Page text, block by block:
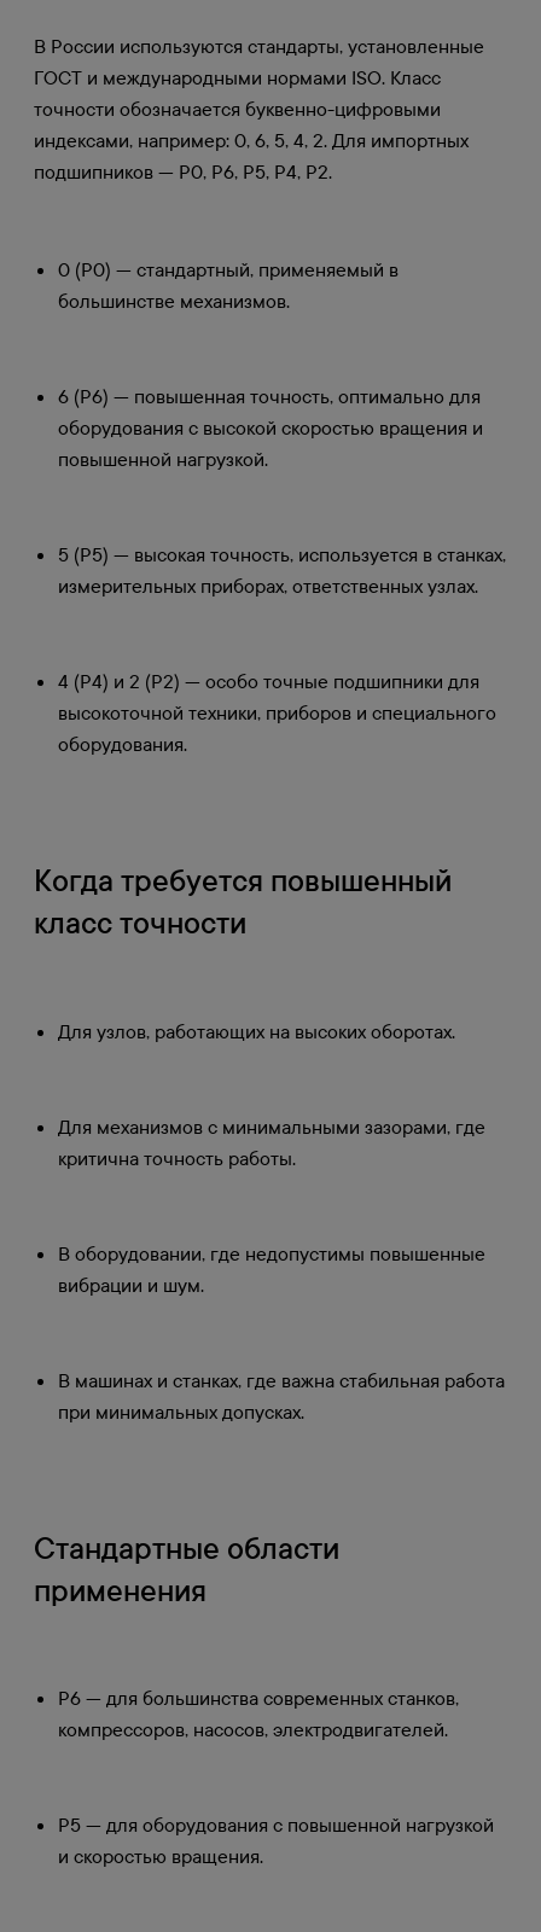
В России используются стандарты, установленные
ГОСТ и международными нормами ISO. Класс
точности обозначается буквенно-цифровыми
индексами, например: 0, 6, 5, 4, 2. Для импортных
подшипников — P0, P6, P5, P4, P2.
0 (P0) — стандартный, применяемый в
большинстве механизмов.
6 (P6) — повышенная точность, оптимально для
оборудования с высокой скоростью вращения и
повышенной нагрузкой.
5 (P5) — высокая точность, используется в станках,
измерительных приборах, ответственных узлах.
4 (P4) и 2 (P2) — особо точные подшипники для
высокоточной техники, приборов и специального
оборудования.
Когда требуется повышенный
класс точности
Для узлов, работающих на высоких оборотах.
Для механизмов с минимальными зазорами, где
критична точность работы.
В оборудовании, где недопустимы повышенные
вибрации и шум.
В машинах и станках, где важна стабильная работа
при минимальных допусках.
Стандартные области
применения
P6 — для большинства современных станков,
компрессоров, насосов, электродвигателей.
P5 — для оборудования с повышенной нагрузкой
и скоростью вращения.